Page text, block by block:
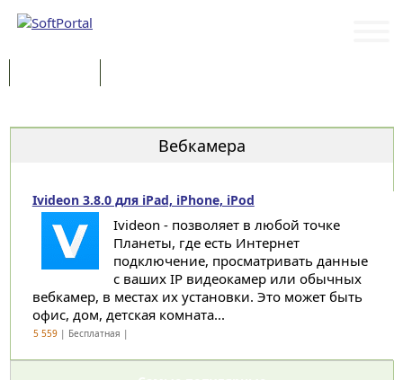
Вебкамера
Ivideon 3.8.0 для iPad, iPhone, iPod
Ivideon - позволяет в любой точке
Планеты, где есть Интернет
подключение, просматривать данные
с ваших IP видеокамер или обычных
вебкамер, в местах их установки. Это может быть
офис, дом, детская комната...
5 559| Бесплатная |